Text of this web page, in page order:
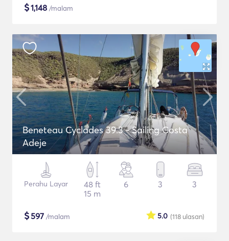
$1,148 /malam
Beneteau Cyclades 39.3 - Sailing Costa
Adeje
Perahu Layar
48 ft
15 m
6 3 3
$597 /malam (118 ulasan)
5.0